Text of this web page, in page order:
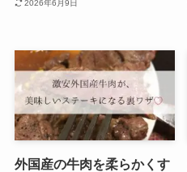
2026年6月9日
外国産の牛肉を柔らかくす